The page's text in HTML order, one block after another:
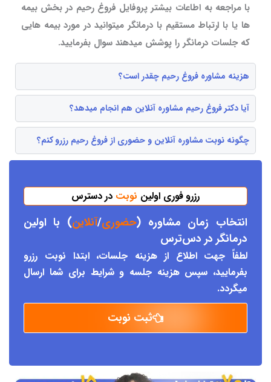
با مراجعه به اطاعات بیشتر پروفایل فروغ رحیم در بخش بیمه
ها یا با ارتباط مستقیم با درمانگر میتوانید در مورد بیمه هایی
که جلسات درمانگر را پوشش میدهند سوال بفرمایید.
هزینه مشاوره فروغ رحیم چقدر است؟
آیا دکتر فروغ رحیم مشاوره آنلاین هم انجام میدهد؟
چگونه نوبت مشاوره آنلاین و حضوری از فروغ رحیم رزرو کنم؟
رزرو فوری اولین نوبت در دسترس
انتخاب زمان مشاوره (حضوری/آنلاین) با اولین
درمانگر در دسترس
لطفاً جهت اطلاع از هزینه جلسات، ابتدا نوبت رزرو
بفرمایید، سپس هزینه جلسه و شرایط برای شما ارسال
میگردد.
ثبت نوبت